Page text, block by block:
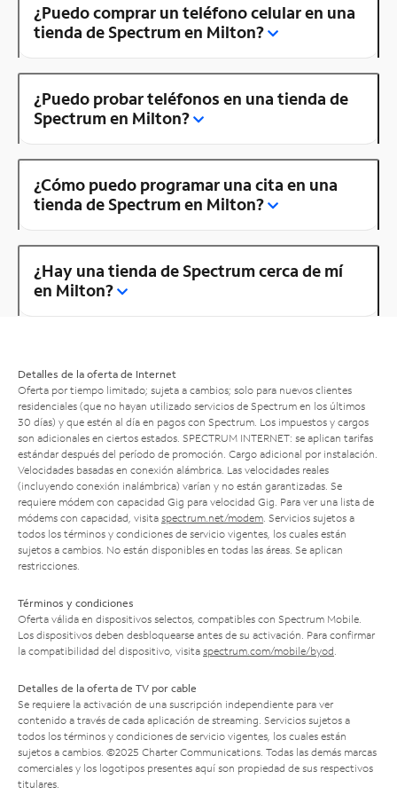
¿Puedo comprar un teléfono celular en una
tienda de Spectrum en Milton?
¿Puedo probar teléfonos en una tienda de
Spectrum en Milton?
¿Cómo puedo programar una cita en una
tienda de Spectrum en Milton?
¿Hay una tienda de Spectrum cerca de mí
en Milton?
Detalles de la oferta de Internet
Oferta por tiempo limitado; sujeta a cambios; solo para nuevos clientes
residenciales (que no hayan utilizado servicios de Spectrum en los últimos
30 días) y que estén al día en pagos con Spectrum. Los impuestos y cargos
son adicionales en ciertos estados. SPECTRUM INTERNET: se aplican tarifas
estándar después del período de promoción. Cargo adicional por instalación.
Velocidades basadas en conexión alámbrica. Las velocidades reales
(incluyendo conexión inalámbrica) varían y no están garantizadas. Se
requiere módem con capacidad Gig para velocidad Gig. Para ver una lista de
módems con capacidad, visita spectrum.net/modem . Servicios sujetos a
todos los términos y condiciones de servicio vigentes, los cuales están
sujetos a cambios. No están disponibles en todas las áreas. Se aplican
restricciones.
Términos y condiciones
Oferta válida en dispositivos selectos, compatibles con Spectrum Mobile.
Los dispositivos deben desbloquearse antes de su activación. Para confirmar
la compatibilidad del dispositivo, visita spectrum.com/mobile/byod
Detalles de la oferta de TV por cable
Se requiere la activación de una suscripción independiente para ver
contenido a través de cada aplicación de streaming. Servicios sujetos a
todos los términos y condiciones de servicio vigentes, los cuales están
sujetos a cambios. ©2025 Charter Communications. Todas las demás marcas
comerciales y los logotipos presentes aquí son propiedad de sus respectivos
titulares.